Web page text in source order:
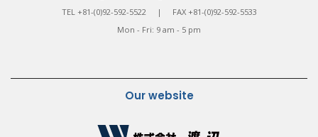
TEL +81-(0)92-592-5522 | FAX +81-(0)92-592-5533
Mon - Fri: 9 am - 5 pm
Our website